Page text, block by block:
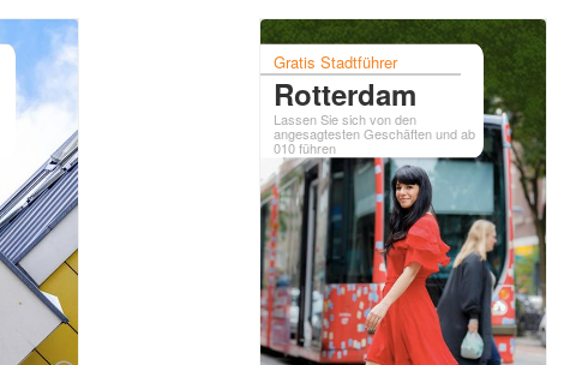
Gratis Stadtführer
Rotterdam
Lassen Sie sich von den
angesagtesten Geschäften und ab
010 führen